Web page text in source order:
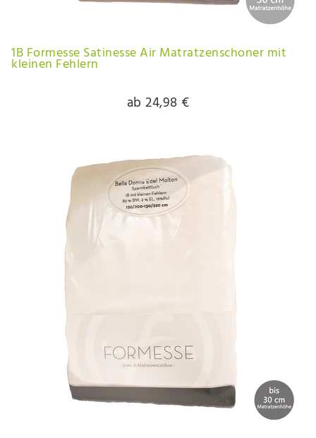
1B Formesse Satinesse Air Matratzenschoner mit
kleinen Fehlern
ab 24,98 €